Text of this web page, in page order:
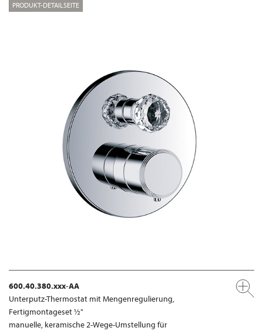
PRODUKT-DETAILSEITE
600.40.380.xxx-AA
Unterputz-Thermostat mit Mengenregulierung,
Fertigmontageset ½"
manuelle, keramische 2-Wege-Umstellung für